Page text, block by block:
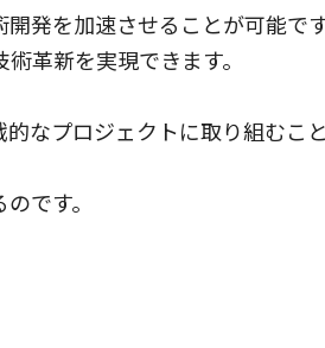
発を加速させることが可能で
革新を実現できます。
なプロジェクトに取り組むこと
です。